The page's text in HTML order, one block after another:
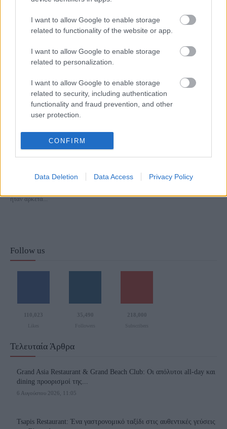
I want to allow Google to enable storage
related to functionality of the website or app.
I want to allow Google to enable storage
related to personalization.
I want to allow Google to enable storage
related to security, including authentication
functionality and fraud prevention, and other
user protection.
CONFIRM
Data Deletion Data Access Privacy Policy
Ο χειμώνας είναι εδώ και είναι μια ιδανική εποχή να κάνουμε μίνι
αποδράσεις και εκδρομές σε ορεινούς προορισμούς,...
Ξενοδοχεία
2+1 πανέμορφα ξενοδοχεία στα Τρίκαλα Κορινθίας μέχρι 60
16 Σεπτεμβρίου 2020, 12:54
ήταν αρκετά...
Follow us
110,023 35,490 218,000
Τελευταία Άρθρα
Grand Asia Restaurant & Grand Beach Club: Οι απόλυτοι all-day και
dining προορισμοί της...
6 Αυγούστου 2026, 11:05
Tsapis Restaurant: Ένα γαστρονομικό ταξίδι στις αυθεντικές γεύσεις